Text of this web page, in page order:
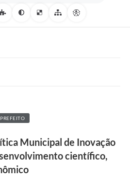
Municipal de Inovação
científico,